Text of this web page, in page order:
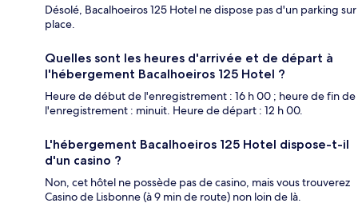
Désolé, Bacalhoeiros 125 Hotel ne dispose pas d'un parking sur
place.
Quelles sont les heures d'arrivée et de départ à
l'hébergement Bacalhoeiros 125 Hotel ?
Heure de début de l'enregistrement : 16 h 00 ; heure de fin de
l'enregistrement : minuit. Heure de départ : 12 h 00.
L'hébergement Bacalhoeiros 125 Hotel dispose-t-il
d'un casino ?
Non, cet hôtel ne possède pas de casino, mais vous trouverez
Casino de Lisbonne (à 9 min de route) non loin de là.